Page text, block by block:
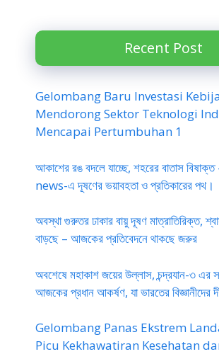
Recent Post
Gelombang Baru Investasi
Mendorong Sektor Teknologi
Mencapai Pertumbuhan 1
আকাশের রঙ বদলে যাচ্ছে, শহরের বাতাস
news-এ দূষণের ভয়াবহতা ও প্রতিকারের পথ।
অবস্থা গুরুতর ঢাকার বায়ু দূষণ মাত্রাতিরিক্ত,
বাড়ছে – আজকের প্রতিবেদনে থাকছে জরুর
অবশেষে মহাকাশ জয়ের উল্লাস, চন্দ্রযান-৩
আজকের প্রধান আকর্ষণ, যা ভারতের বিজ্ঞানীদের
Gelombang Panas Ekstrem
Picu Kekhawatiran Kesehatan